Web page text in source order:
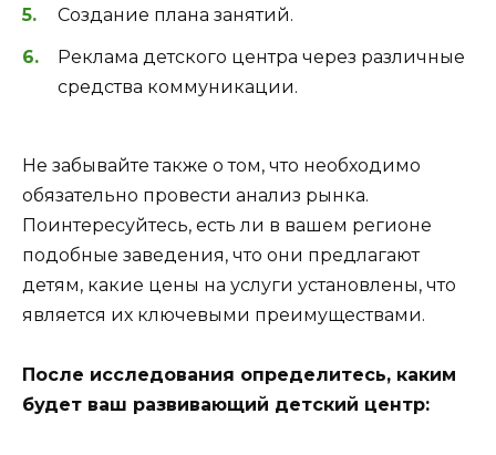
Создание плана занятий.
Реклама детского центра через различные
средства коммуникации.
Не забывайте также о том, что необходимо
обязательно провести анализ рынка.
Поинтересуйтесь, есть ли в вашем регионе
подобные заведения, что они предлагают
детям, какие цены на услуги установлены, что
является их ключевыми преимуществами.
После исследования определитесь, каким
будет ваш развивающий детский центр: